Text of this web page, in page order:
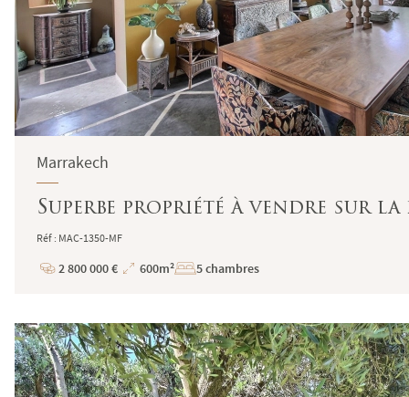
Marrakech
Superbe propriété à vendre sur
Réf : MAC-1350-MF
Prix
2 800 000 €
Superficie
600m² 5 chambres